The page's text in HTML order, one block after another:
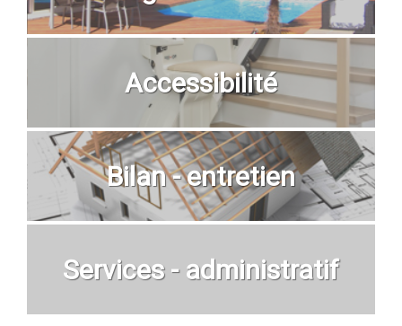
Accessibilité
Bilan - entretien
Services - administratif